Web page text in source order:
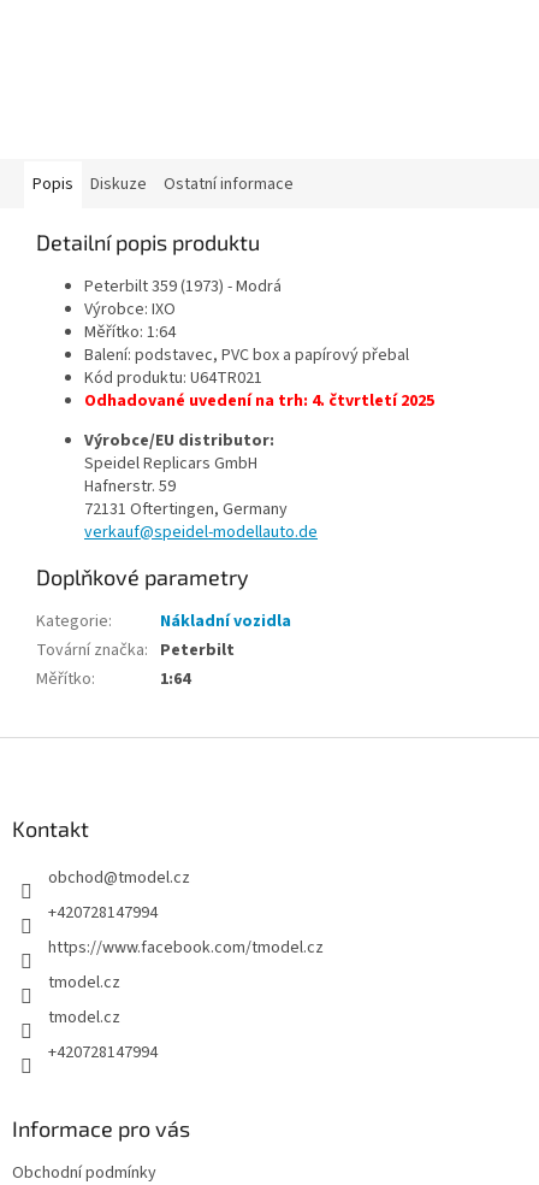
Popis Diskuze Ostatní informace
Detailní popis produktu
Peterbilt 359 (1973) - Modrá
Výrobce: IXO
Měřítko: 1:64
Balení: podstavec, PVC box a papírový přebal
Kód produktu: U64TR021
Odhadované uvedení na trh: 4. čtvrtletí 2025
Výrobce/EU distributor:
Speidel Replicars GmbH
Hafnerstr. 59
72131 Oftertingen, Germany
verkauf@speidel-modellauto.de
Doplňkové parametry
Kategorie:
Nákladní vozidla
Tovární značka: Peterbilt
Měřítko: 1:64
Kontakt
obchod@tmodel.cz
+420728147994
https://www.facebook.com/tmodel.cz
tmodel.cz
tmodel.cz
+420728147994
Informace pro vás
Obchodní podmínky